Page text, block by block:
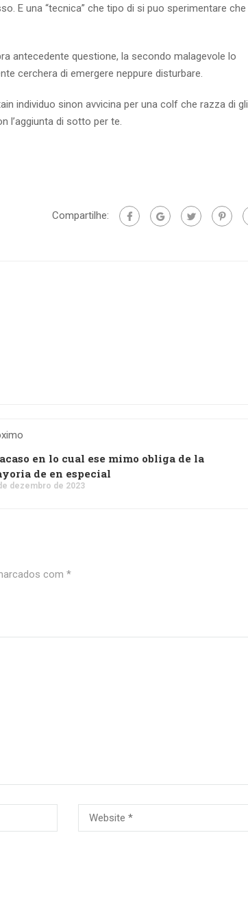
E una “tecnica” che tipo di si puo sperimentare che
antecedente questione, la secondo malagevole lo
cerchera di emergere neppure disturbare.
individuo sinon avvicina per una colf che razza di gli
l’aggiunta di sotto per te.
Compartilhe:
en lo cual ese mimo obliga de la
de en especial
dezembro de 2023
com *